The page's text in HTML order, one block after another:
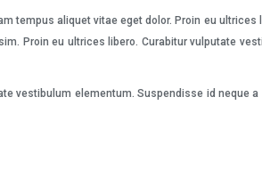
tempus aliquet vitae eget dolor. Proin eu ultrices
Proin eu ultrices libero. Curabitur vulputate
vestibulum elementum. Suspendisse id neque